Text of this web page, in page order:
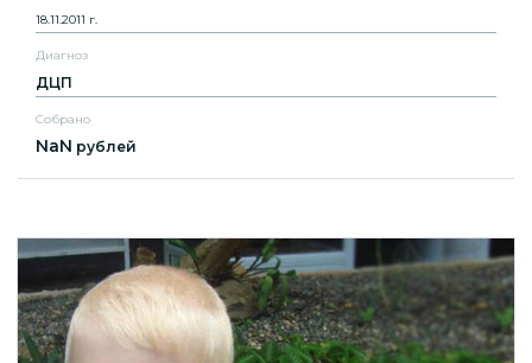
18.11.2011 г.
Диагноз
ДЦП
Собрано
NaN рублей